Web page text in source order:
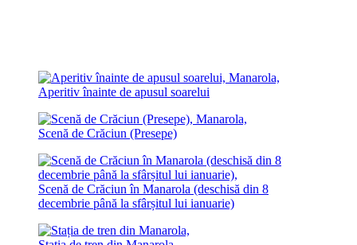
Aperitiv înainte de apusul soarelui
Scenă de Crăciun (Presepe)
Scenă de Crăciun în Manarola (deschisă din 8
decembrie până la sfârșitul lui ianuarie)